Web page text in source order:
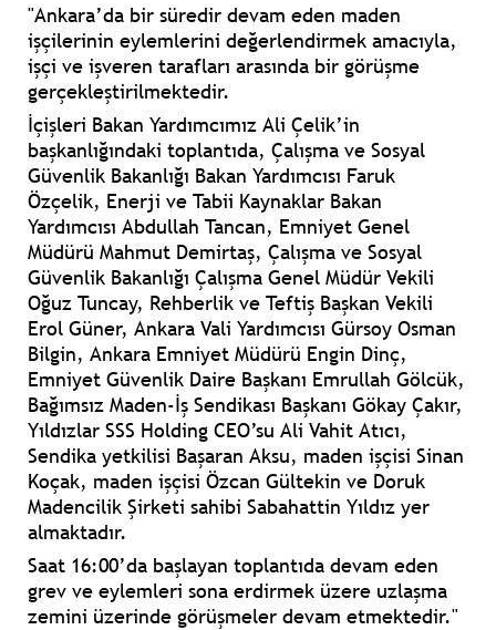
"Ankara’da bir süredir devam eden maden
işçilerinin eylemlerini değerlendirmek amacıyla,
işçi ve işveren tarafları arasında bir görüşme
gerçekleştirilmektedir.
İçişleri Bakan Yardımcımız Ali Çelik’in
başkanlığındaki toplantıda, Çalışma ve Sosyal
Güvenlik Bakanlığı Bakan Yardımcısı Faruk
Özçelik, Enerji ve Tabii Kaynaklar Bakan
Yardımcısı Abdullah Tancan, Emniyet Genel
Müdürü Mahmut Demirtaş, Çalışma ve Sosyal
Güvenlik Bakanlığı Çalışma Genel Müdür Vekili
Oğuz Tuncay, Rehberlik ve Teftiş Başkan Vekili
Erol Güner, Ankara Vali Yardımcısı Gürsoy Osman
Bilgin, Ankara Emniyet Müdürü Engin Dinç,
Emniyet Güvenlik Daire Başkanı Emrullah Gölcük,
Bağımsız Maden-İş Sendikası Başkanı Gökay Çakır,
Yıldızlar SSS Holding CEO’su Ali Vahit Atıcı,
Sendika yetkilisi Başaran Aksu, maden işçisi Sinan
Koçak, maden işçisi Özcan Gültekin ve Doruk
Madencilik Şirketi sahibi Sabahattin Yıldız yer
almaktadır.
Saat 16:00’da başlayan toplantıda devam eden
grev ve eylemleri sona erdirmek üzere uzlaşma
zemini üzerinde görüşmeler devam etmektedir."